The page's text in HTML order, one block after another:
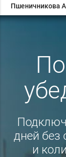
Пшеничникова
дней без
и